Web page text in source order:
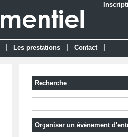
Les prestations Contact
Recherche
Organiser un évènement